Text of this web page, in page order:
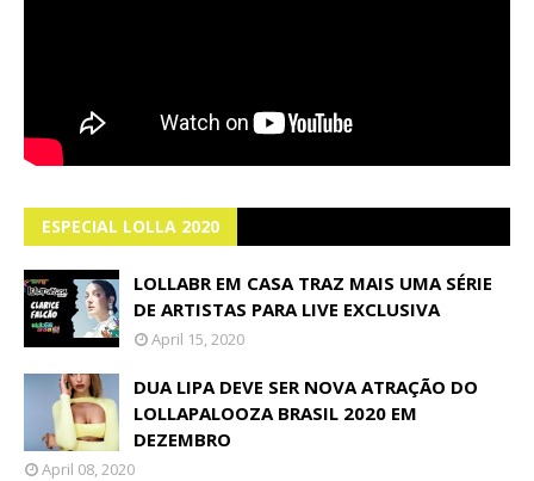
ESPECIAL LOLLA 2020
LOLLABR EM CASA TRAZ MAIS UMA SÉRIE
DE ARTISTAS PARA LIVE EXCLUSIVA
April 15, 2020
DUA LIPA DEVE SER NOVA ATRAÇÃO DO
LOLLAPALOOZA BRASIL 2020 EM
DEZEMBRO
April 08, 2020